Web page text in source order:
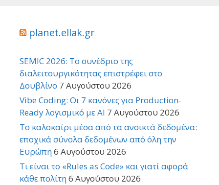
planet.ellak.gr
SEMIC 2026: Το συνέδριο της
διαλειτουργικότητας επιστρέφει στο
Δουβλίνο 7 Αυγούστου 2026
Vibe Coding: Οι 7 κανόνες για Production-
Ready λογισμικό με AI 7 Αυγούστου 2026
Το καλοκαίρι μέσα από τα ανοικτά δεδομένα:
εποχικά σύνολα δεδομένων από όλη την
Ευρώπη6 Αυγούστου 2026
Τι είναι το «Rules as Code» και γιατί αφορά
κάθε πολίτη6 Αυγούστου 2026